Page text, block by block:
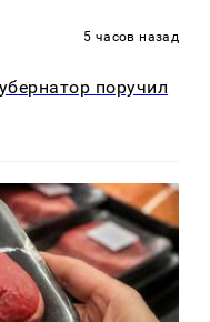
5 часов назад
поручил